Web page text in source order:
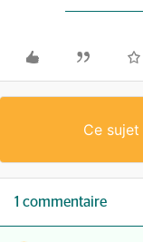
Ce
1 commentaire